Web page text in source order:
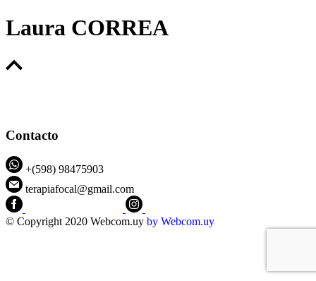
Laura CORREA
Contacto
+(598) 98475903
terapiafocal@gmail.com
© Copyright 2020 Webcom.uy by Webcom.uy